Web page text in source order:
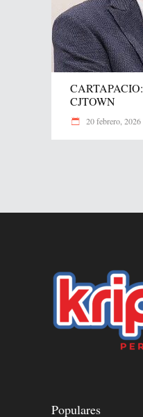
CJTOWN
20 febrero, 2026
Populares